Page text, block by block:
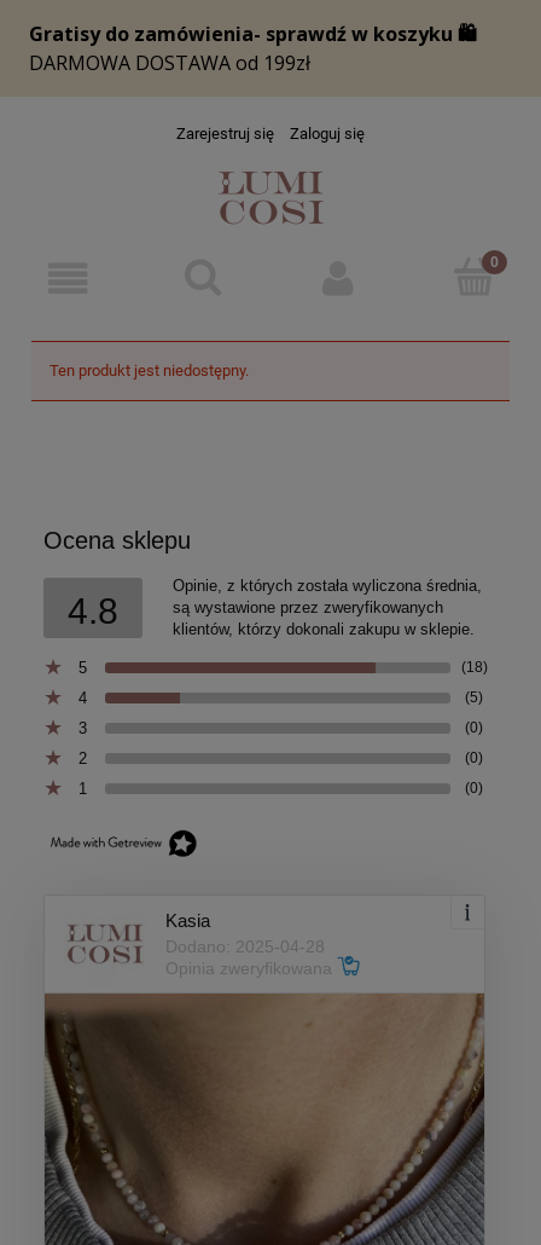
Zarejestruj się Zaloguj się
Ten produkt jest niedostępny.
Ocena sklepu
4.8
Opinie, z których została wyliczona średnia,
są wystawione przez zweryfikowanych
klientów, którzy dokonali zakupu w sklepie.
5 (18)
4 (5)
3 (0)
2 (0)
1 (0)
Kasia
Dodano: 2025-04-28
Opinia zweryfikowana